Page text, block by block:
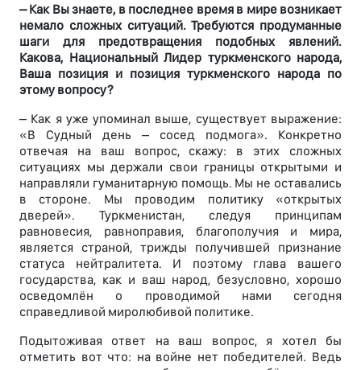
– Как Вы знаете, в последнее время в мире возникает
немало сложных ситуаций. Требуются продуманные
шаги для предотвращения подобных явлений.
Какова, Национальный Лидер туркменского народа,
Ваша позиция и позиция туркменского народа по
этому вопросу?
– Как я уже упоминал выше, существует выражение:
«В Судный день – сосед подмога». Конкретно
отвечая на ваш вопрос, скажу: в этих сложных
ситуациях мы держали свои границы открытыми и
направляли гуманитарную помощь. Мы не оставались
в стороне. Мы проводим политику «открытых
дверей». Туркменистан, следуя принципам
равновесия, равноправия, благополучия и мира,
является страной, трижды получившей признание
статуса нейтралитета. И поэтому глава вашего
государства, как и ваш народ, безусловно, хорошо
осведомлён о проводимой нами сегодня
справедливой миролюбивой политике.
Подытоживая ответ на ваш вопрос, я хотел бы
отметить вот что: на войне нет победителей. Ведь